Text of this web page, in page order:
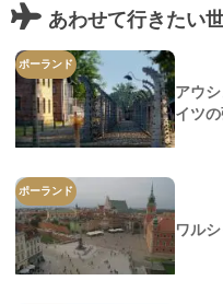
あわせて行きたい
ポーランド
アウ
イツ
ポーランド
ワル